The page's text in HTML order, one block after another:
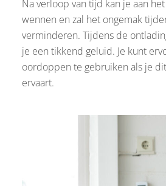
Na verloop van tijd kan je aan
wennen en zal het ongemak
verminderen. Tijdens de
je een tikkend geluid. Je kunt
oordoppen te gebruiken als je
ervaart.